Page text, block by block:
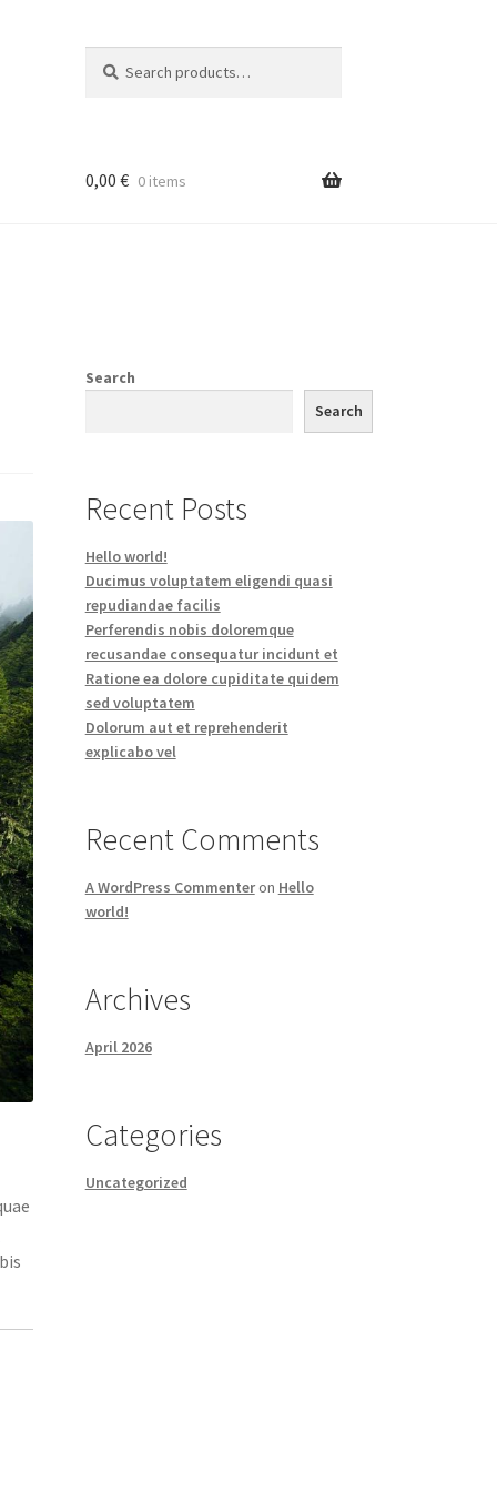
for:
0,00 € 0 items
Search
Search
Recent Posts
Hello world!
Ducimus voluptatem eligendi quasi
repudiandae facilis
Perferendis nobis doloremque
recusandae consequatur incidunt et
Ratione ea dolore cupiditate quidem
sed voluptatem
Dolorum aut et reprehenderit
explicabo vel
Recent Comments
A WordPress Commenteron Hello
world!
Archives
April 2026
Categories
Uncategorized